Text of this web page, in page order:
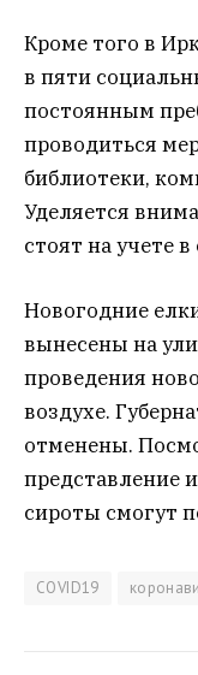
Кроме того в
в пяти
постоянным
проводиться
библиотеки,
Уделяется
стоят на учете
Новогодние
вынесены на
проведения
воздухе.
отменены.
представление
сироты смогут
COVID19